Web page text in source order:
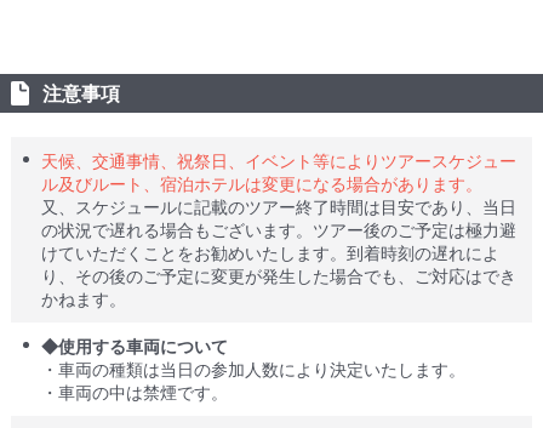
注意事項
天候、交通事情、祝祭日、イベント等によりツアースケジュー
ル及びルート、宿泊ホテルは変更になる場合があります。
又、スケジュールに記載のツアー終了時間は目安であり、当日
の状況で遅れる場合もございます。ツアー後のご予定は極力避
けていただくことをお勧めいたします。到着時刻の遅れによ
り、その後のご予定に変更が発生した場合でも、ご対応はでき
かねます。
◆使用する車両について
・車両の種類は当日の参加人数により決定いたします。
・車両の中は禁煙です。